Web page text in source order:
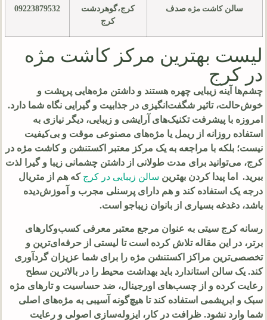
سالنکاشت مژه صدف
کرج،گوهردشت
کرج
09223879532
لیست بهترین مرکز کاشت مژه
در کرج
چشم‌ها آینه زیبایی چهره هستند و داشتن مژه‌هایی پرپشت و
خوش‌حالت، تاثیر شگفت‌انگیزی در جذابیت و گیرایی نگاه شما دارد.
امروزه با پیشرفت تکنیک‌های آرایشی و زیبایی، دیگر نیازی به
استفاده روزانه از ریمل یا مژه‌های مصنوعی موقت و بی‌کیفیت
نیست؛ بلکه با مراجعه به یک مرکز معتبر اکستنشن و کاشت مژه در
کرج، می‌توانید برای مدت طولانی از داشتن چشمانی زیبا و گیرا لذت
ببرید. اما پیدا کردن بهترین سالن زیبایی در کرج که هم از متریال
درجه یک استفاده کند و هم دارای پرسنلی مجرب و آموزش‌دیده
باشد، دغدغه بسیاری از بانوان زیباجو است.
رسانه کرج سیتی به عنوان مرجع معتبر معرفی کسب‌وکارهای
برتر، در این مقاله تلاش کرده است تا لیستی از حرفه‌ای‌ترین و
تخصصی‌ترین مراکز اکستنشن مژه را برای شما عزیزان گردآوری
کند. یک سالن استاندارد باید بهداشت محیط را در بالاترین سطح
رعایت کرده و از چسب‌های اورجینال، ضد حساسیت و تارهای مژه
سبک و ابریشمی استفاده کند تا هیچ‌گونه آسیبی به مژه‌های اصلی
شما وارد نشود. ظرافت در کار، ایزوله‌سازی اصولی و رعایت